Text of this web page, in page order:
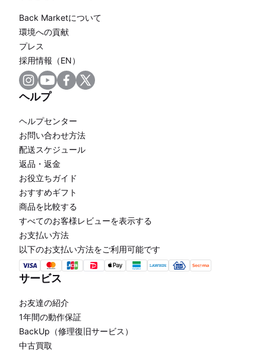
Back Marketについて
環境への貢献
プレス
採用情報（EN）
ヘルプ
ヘルプセンター
お問い合わせ方法
配送スケジュール
返品・返金
お役立ちガイド
おすすめギフト
商品を比較する
すべてのお客様レビューを表示する
お支払い方法
以下のお支払い方法をご利用可能です
サービス
お友達の紹介
1年間の動作保証
BackUp（修理復旧サービス）
中古買取